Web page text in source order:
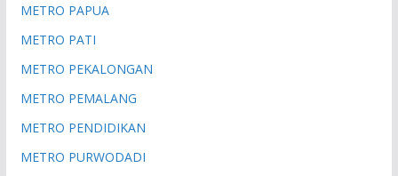
METRO PAPUA
METRO PATI
METRO PEKALONGAN
METRO PEMALANG
METRO PENDIDIKAN
METRO PURWODADI